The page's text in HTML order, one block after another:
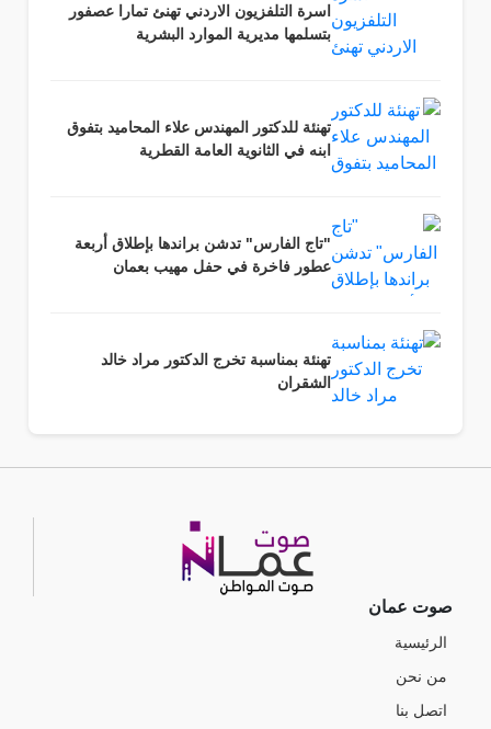
اسرة التلفزيون الاردني تهنئ تمارا عصفور
بتسلمها مديرية الموارد البشرية
تهنئة للدكتور المهندس علاء المحاميد بتفوق
ابنه في الثانوية العامة القطرية
"تاج الفارس" تدشن براندها بإطلاق أربعة
عطور فاخرة في حفل مهيب بعمان
تهنئة بمناسبة تخرج الدكتور مراد خالد
الشقران
صوت عمان
الرئيسية
من نحن
اتصل بنا